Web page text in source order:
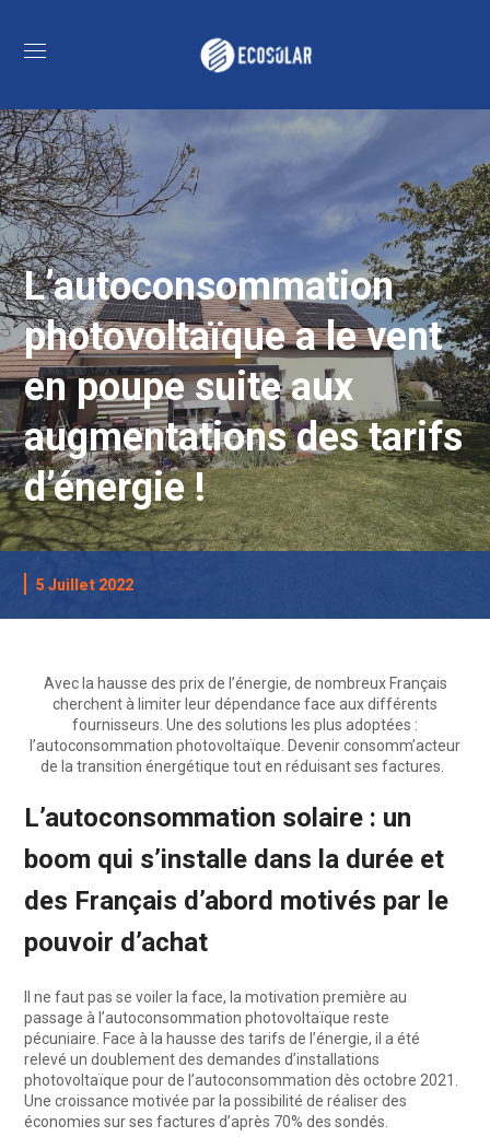
L’autoconsommation
photovoltaïque a le vent
en poupe suite aux
augmentations des tarifs
d’énergie !
5 Juillet 2022
Avec la hausse des prix de l’énergie, de nombreux Français
cherchent à limiter leur dépendance face aux différents
fournisseurs. Une des solutions les plus adoptées :
l’autoconsommation photovoltaïque. Devenir consomm’acteur
de la transition énergétique tout en réduisant ses factures.
L’autoconsommation solaire : un
boom qui s’installe dans la durée et
des Français d’abord motivés par le
pouvoir d’achat
Il ne faut pas se voiler la face, la motivation première au
passage à l’autoconsommation photovoltaïque reste
pécuniaire. Face à la hausse des tarifs de l’énergie, il a été
relevé un doublement des demandes d’installations
photovoltaïque pour de l’autoconsommation dès octobre 2021.
Une croissance motivée par la possibilité de réaliser des
économies sur ses factures d’après 70% des sondés.